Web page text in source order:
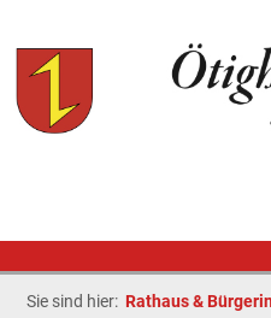
Sie sind hier: Rathaus &